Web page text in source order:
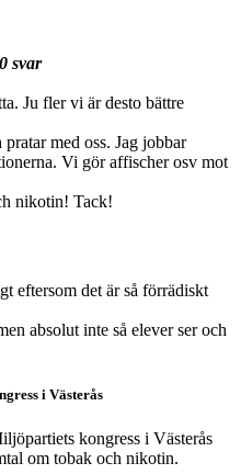
svar
Ju fler vi är desto bättre
med oss. Jag jobbar
Vi gör affischer osv mot
nikotin! Tack!
eftersom det är så förrädiskt
absolut inte så elever ser och
i Västerås
kongress i Västerås
om tobak och nikotin.